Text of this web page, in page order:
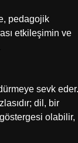
pedagojik
etkileşimin ve
sevk eder.
dil, bir
olabilir,